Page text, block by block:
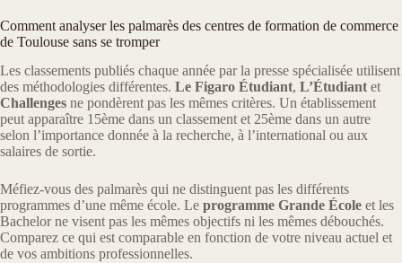
Comment analyser les palmarès des centres de formation de commerce
de Toulouse sans se tromper
Les classements publiés chaque année par la presse spécialisée utilisent
des méthodologies différentes. Le Figaro Étudiant, L’Étudiantet
Challenges ne pondèrent pas les mêmes critères. Un établissement
peut apparaître 15ème dans un classement et 25ème dans un autre
selon l’importance donnée à la recherche, à l’international ou aux
salaires de sortie.
Méfiez-vous des palmarès qui ne distinguent pas les différents
programmes d’une même école. Le programme Grande École et les
Bachelor ne visent pas les mêmes objectifs ni les mêmes débouchés.
Comparez ce qui est comparable en fonction de votre niveau actuel et
de vos ambitions professionnelles.